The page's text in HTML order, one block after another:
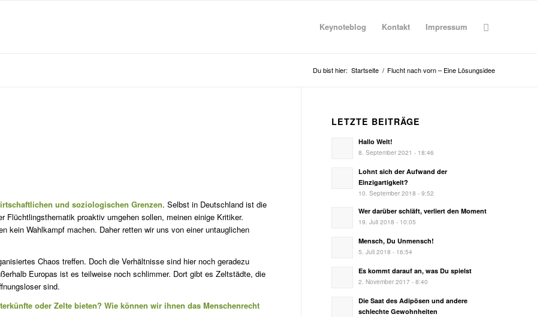
Keynoteblog Kontakt Impressum
Du bist hier: Startseite / Flucht nach vorn – Eine Lösungsidee
und soziologischen Grenzen. Selbst in Deutschland ist die
proaktiv umgehen sollen, meinen einige Kritiker.
kein Wahlkampf machen. Daher retten wir uns von einer untauglichen
Chaos treffen. Doch die Verhältnisse sind hier noch geradezu
Europas ist es teilweise noch schlimmer. Dort gibt es Zeltstädte, die
sind.
oder Zelte bieten? Wie können wir ihnen das Menschenrecht
LETZTE BEITRÄGE
Hallo Welt!
8. September 2021 - 18:46
Lohnt sich der Aufwand der
Einzigartigkeit?
10. September 2018 - 9:52
Wer darüber schläft, verliert den Moment
19. Juli 2018 - 10:05
Mensch, Du Unmensch!
5. Juli 2018 - 16:54
Es kommt darauf an, was Du spielst
2. November 2017 - 8:40
Die Saat des Adipösen und andere
schlechte Gewohnheiten